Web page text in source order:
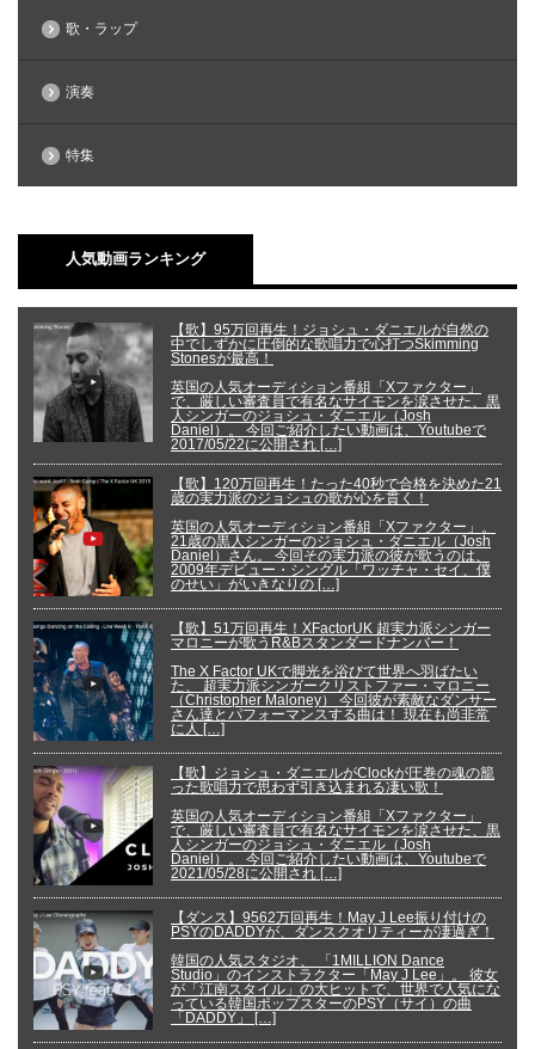
歌・ラップ
演奏
特集
人気動画ランキング
【歌】95万回再生！ジョシュ・ダニエルが自然の
中でしずかに圧倒的な歌唱力で心打つSkimming
Stonesが最高！
英国の人気オーディション番組「Xファクター」
で、厳しい審査員で有名なサイモンを涙させた、黒
人シンガーのジョシュ・ダニエル（Josh
Daniel）。 今回ご紹介したい動画は、Youtubeで
2017/05/22に公開され […]
【歌】120万回再生！たった40秒で合格を決めた21
歳の実力派のジョシュの歌が心を貫く！
英国の人気オーディション番組「Xファクター」。
21歳の黒人シンガーのジョシュ・ダニエル（Josh
Daniel）さん。 今回その実力派の彼が歌うのは、
2009年デビュー・シングル「ワッチャ・セイ、僕
のせい」がいきなりの […]
【歌】51万回再生！XFactorUK 超実力派シンガー
マロニーが歌うR&Bスタンダードナンバー！
The X Factor UKで脚光を浴びて世界へ羽ばたい
た、 超実力派シンガークリストファー・マロニー
（Christopher Maloney） 今回彼が素敵なダンサー
さん達とパフォーマンスする曲は！ 現在も尚非常
に人 […]
【歌】ジョシュ・ダニエルがClockが圧巻の魂の籠
った歌唱力で思わず引き込まれる凄い歌！
英国の人気オーディション番組「Xファクター」
で、厳しい審査員で有名なサイモンを涙させた、黒
人シンガーのジョシュ・ダニエル（Josh
Daniel）。 今回ご紹介したい動画は、Youtubeで
2021/05/28に公開され […]
【ダンス】9562万回再生！May J Lee振り付けの
PSYのDADDYが、ダンスクオリティーが凄過ぎ！
韓国の人気スタジオ、 「1MILLION Dance
Studio」のインストラクター「May J Lee」。 彼女
が「江南スタイル」の大ヒットで、世界で人気にな
っている韓国ポップスターのPSY（サイ）の曲
「DADDY」 […]